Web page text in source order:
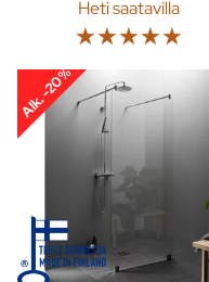
Heti saatavilla
☆☆☆☆☆
Alk. -20%